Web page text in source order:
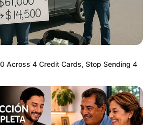
Control While Kissing Each Other
Across 4 Credit Cards, Stop Sending 4